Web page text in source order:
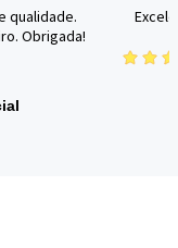
qualidade.
Obrigada!